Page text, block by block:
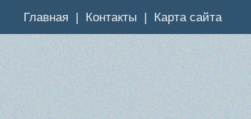
Главная Контакты Карта сайта